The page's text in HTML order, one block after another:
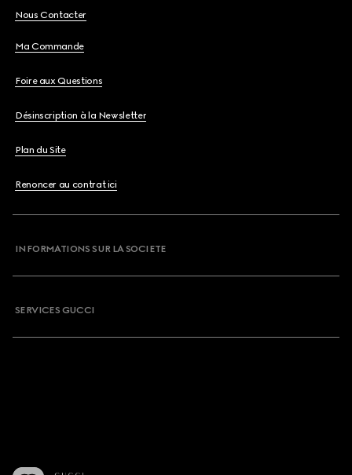
Nous Contacter
Ma Commande
Foire aux Questions
Désinscription à la Newsletter
Plan du Site
Renoncer au contrat ici
INFORMATIONS SUR LA SOCIETE
SERVICES GUCCI